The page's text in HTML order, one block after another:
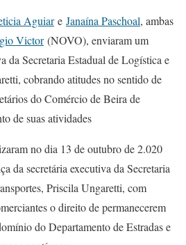
Aguiare Janaína Paschoal, ambas
Victor(NOVO), enviaram um
da Secretaria Estadual de Logística e
cobrando atitudes no sentido de
do Comércio de Beira de
de suas atividades
no dia 13 de outubro de 2.020
da secretária executiva da Secretaria
Priscila Ungaretti, com
o direito de permanecerem
do Departamento de Estradas e